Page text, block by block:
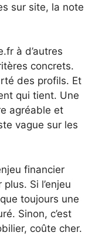
sur site, la note
à d’autres
concrets.
des profils. Et
qui tient. Une
agréable et
vague sur les
financier
Si l’enjeu
toujours une
Sinon, c’est
coûte cher.